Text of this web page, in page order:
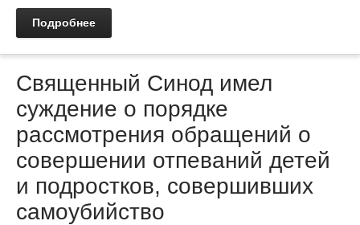
Подробнее
Священный Синод имел
суждение о порядке
рассмотрения обращений о
совершении отпеваний детей
и подростков, совершивших
самоубийство